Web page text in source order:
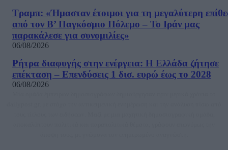
Τραμπ: «Ήμασταν έτοιμοι για τη μεγαλύτερη
από τον Β’ Παγκόσμιο Πόλεμο – Το Ιράν μας
παρακάλεσε για συνομιλίες»
06/08/2026
Ρήτρα διαφυγής στην ενέργεια: Η Ελλάδα ζήτησε
επέκταση – Επενδύσεις 1 δισ. ευρώ έως το 2028
06/08/2026